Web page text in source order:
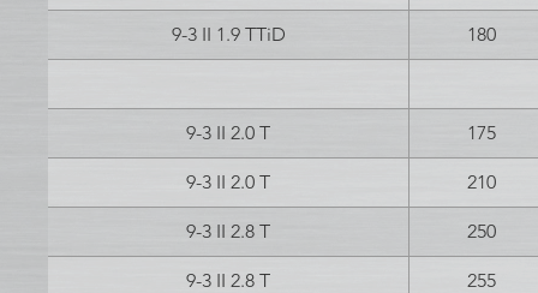
9-3 II 1.9 TTiD 180
9-3 II 2.0 T 175
9-3 II 2.0 T 210
9-3 II 2.8 T 250
9-3 II 2.8 T 255